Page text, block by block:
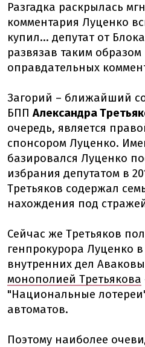
Разгадка раскрылась
комментария Луценко
купил... депутат от
развязав таким
оправдательных
Загорий – ближайший
БПП Александра
очередь, является
спонсором Луценко.
базировался Луценко
избрания депутатом в
Третьяков содержал
нахождения под
Сейчас же Третьяков
генпрокурора Луценко
внутренних дел
монополией Третьякова
"Национальные
автоматов.
Поэтому наиболее